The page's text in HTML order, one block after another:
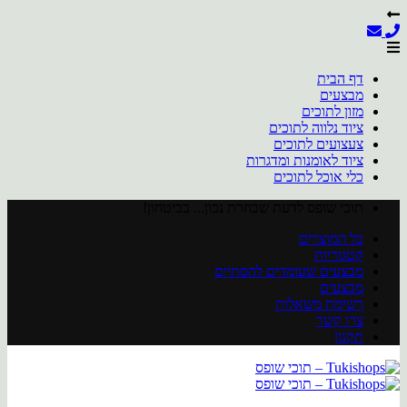
דף הבית
מבצעים
מזון לתוכים
ציוד נלווה לתוכים
צעצועים לתוכים
ציוד לאומנות ומדגרות
כלי אוכל לתוכים
contentכל המוצרים
קטגוריות
מבצעים שעומדים להסתיים
מבצעים
רשימת משאלות
צרו קשר
תקנון